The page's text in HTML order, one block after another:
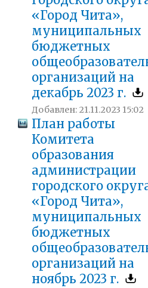
«Город Чита»,
муниципальных
бюджетных
организаций на
декабрь 2023 г.
Добавлен: 21.11.2023 15:02
План работы
Комитета
образования
администрации
городского
«Город Чита»,
муниципальных
бюджетных
организаций на
ноябрь 2023 г.